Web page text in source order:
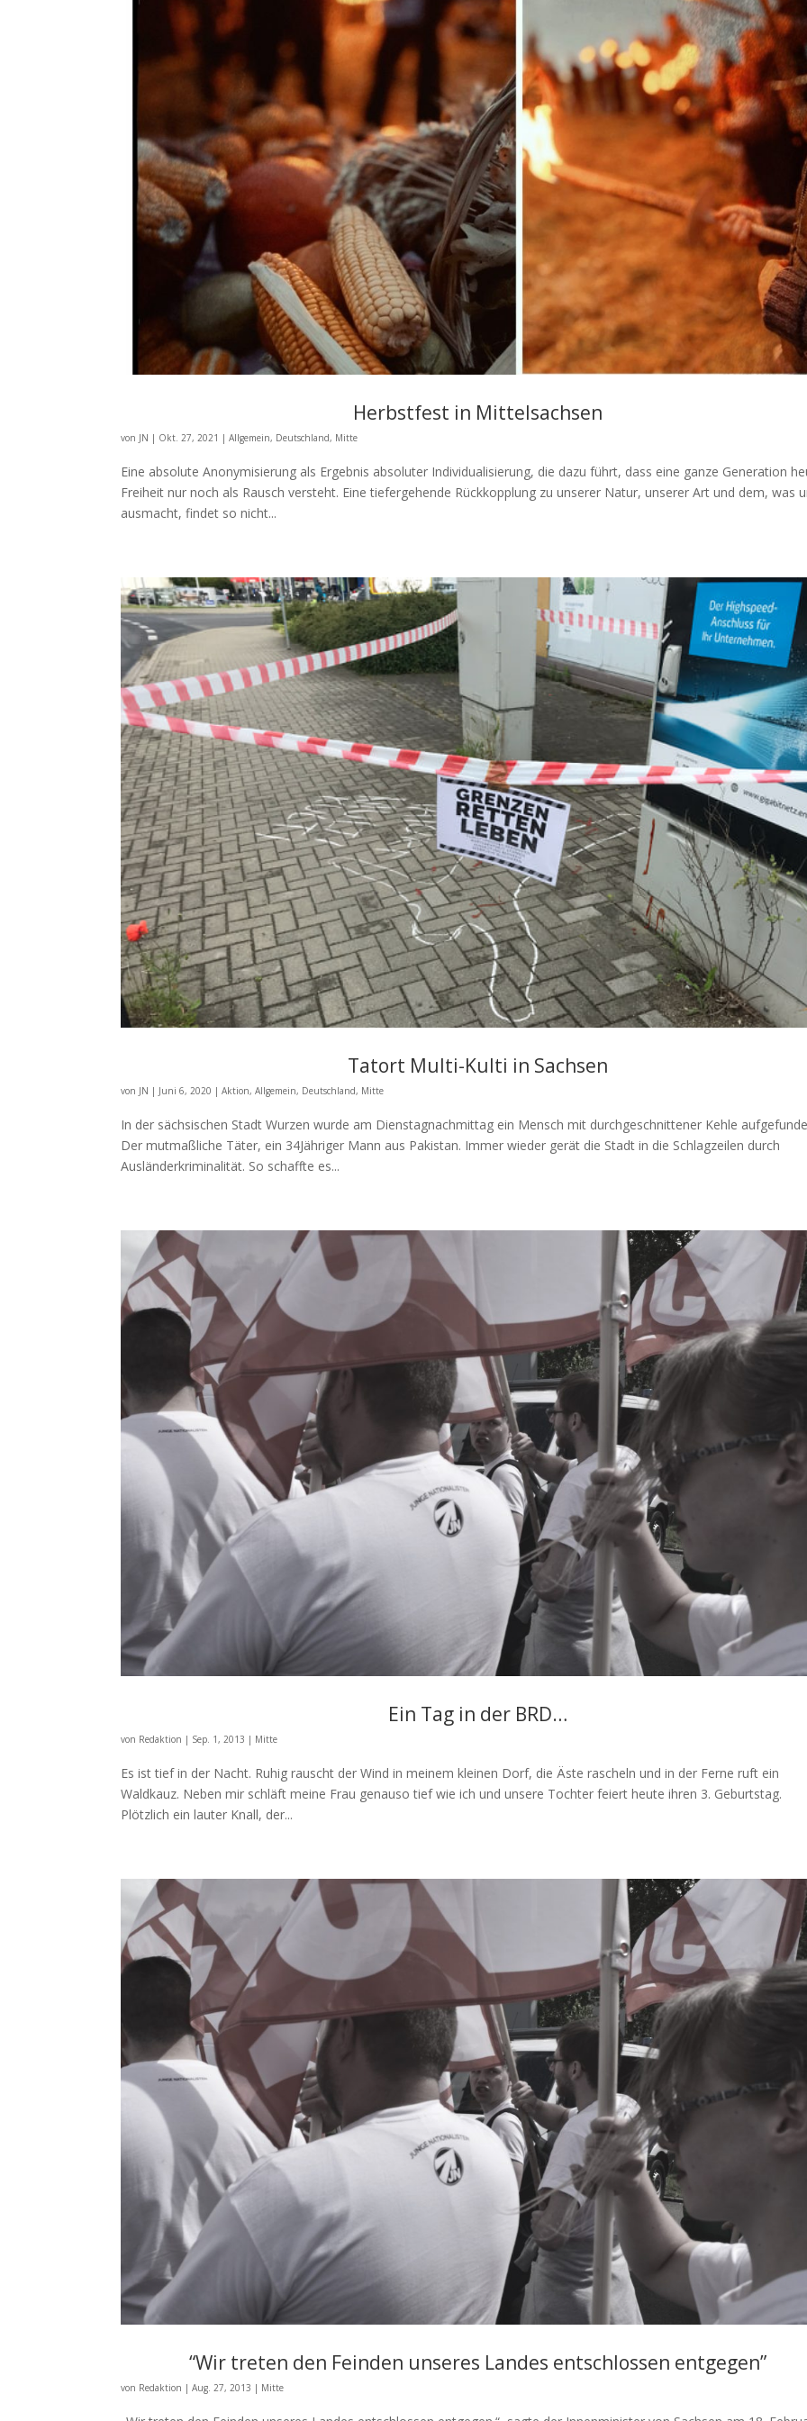
Herbstfest in Mittelsachsen
von JN | Okt. 27, 2021 |Allgemein, Deutschland, Mitte
Eine absolute Anonymisierung als Ergebnis absoluter Individualisierung, die dazu führt, dass eine ganze Generation
Freiheit nur noch als Rausch versteht. Eine tiefergehende Rückkopplung zu unserer Natur, unserer Art und dem, was
ausmacht, findet so nicht...
Tatort Multi-Kulti in Sachsen
von JN | Juni 6, 2020 |Aktion,Allgemein, Deutschland, Mitte
In der sächsischen Stadt Wurzen wurde am Dienstagnachmittag ein Mensch mit durchgeschnittener Kehle
Der mutmaßliche Täter, ein 34Jähriger Mann aus Pakistan. Immer wieder gerät die Stadt in die Schlagzeilen durch
Ausländerkriminalität. So schaffte es...
Ein Tag in der BRD…
von Redaktion | Sep. 1, 2013 | Mitte
Es ist tief in der Nacht. Ruhig rauscht der Wind in meinem kleinen Dorf, die Äste rascheln und in der Ferne ruft ein
Waldkauz. Neben mir schläft meine Frau genauso tief wie ich und unsere Tochter feiert heute ihren 3. Geburtstag.
Plötzlich ein lauter Knall, der...
“Wir treten den Feinden unseres Landes entschlossen entgegen”
von Redaktion |Aug. 27, 2013 | Mitte